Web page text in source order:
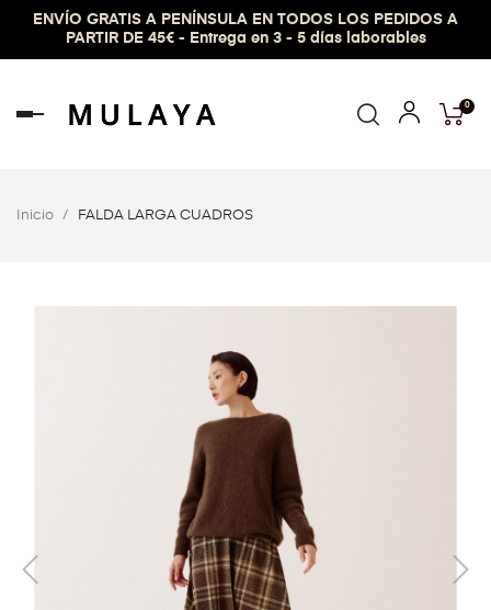
ENVÍO GRATIS A PENÍNSULA EN TODOS LOS PEDIDOS A
PARTIR DE 45€ - Entrega en 3 - 5 días laborables
Navegación
0
Inicio FALDA LARGA CUADROS